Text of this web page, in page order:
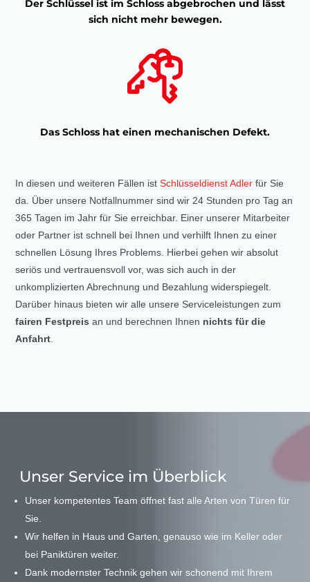
Der Schlüssel ist im Schloss abgebrochen und lässt
sich nicht mehr bewegen.
Das Schloss hat einen mechanischen Defekt.
In diesen und weiteren Fällen istSchlüsseldienst Adler für Sie
da. Über unsere Notfallnummer sind wir 24 Stunden pro Tag an
365 Tagen im Jahr für Sie erreichbar. Einer unserer Mitarbeiter
oder Partner ist schnell bei Ihnen und verhilft Ihnen zu einer
schnellen Lösung Ihres Problems. Hierbei gehen wir absolut
seriös und vertrauensvoll vor, was sich auch in der
unkomplizierten Abrechnung und Bezahlung widerspiegelt.
Darüber hinaus bieten wir alle unsere Serviceleistungen zum
fairen Festpreis an und berechnen Ihnen nichts für die
Anfahrt
Unser Service im Überblick
Unser kompetentes Team öffnet fast alle Arten von Türen für
Sie.
Wir helfen in Haus und Garten, genauso wie im Keller oder
bei Paniktüren weiter.
Dank modernster Technik gehen wir schonend mit Ihrem